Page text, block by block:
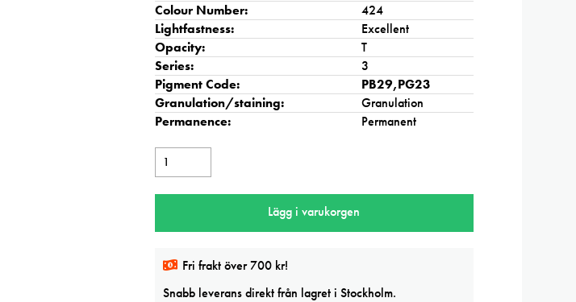
Colour Number:
424
Lightfastness:
Excellent
Opacity:
T
Series:
3
Pigment Code:
PB29,PG23
Granulation/staining:
Granulation
Permanence:
Permanent
Winsor&Newton
Ultramarine
mängd
Lägg i varukorgen
Fri frakt över 700 kr!
Snabb leverans direkt från lagret i Stockholm.